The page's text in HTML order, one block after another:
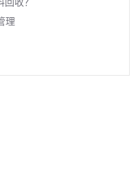
理